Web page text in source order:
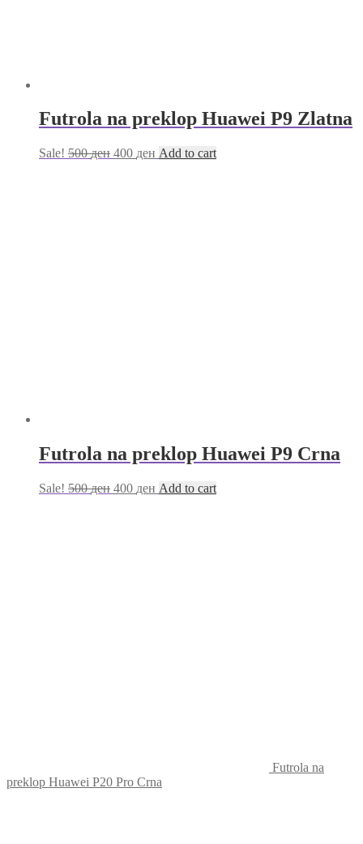
Futrola na preklop Huawei P9 Zlatna
Sale! 500ден 400 ден Add to cart
Futrola na preklop Huawei P9 Crna
Sale! 500ден 400 ден Add to cart
Futrola na
preklop Huawei P20 Pro Crna